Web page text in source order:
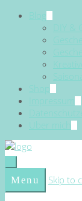
Blog
DIY &
Shop
Impressum
Über mich
Menu Skip to